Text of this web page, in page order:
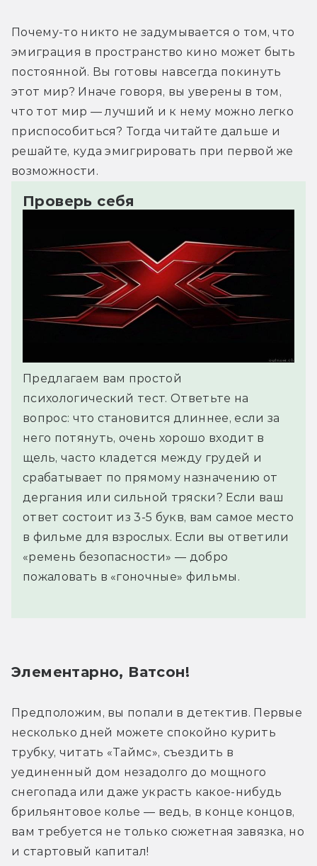
Почему-то никто не задумывается о том, что
эмиграция в пространство кино может быть
постоянной. Вы готовы навсегда покинуть
этот мир? Иначе говоря, вы уверены в том,
что тот мир — лучший и к нему можно легко
приспособиться? Тогда читайте дальше и
решайте, куда эмигрировать при первой же
возможности.
Проверь себя
Предлагаем вам простой
психологический тест. Ответьте на
вопрос: что становится длиннее, если за
него потянуть, очень хорошо входит в
щель, часто кладется между грудей и
срабатывает по прямому назначению от
дергания или сильной тряски? Если ваш
ответ состоит из 3-5 букв, вам самое место
в фильме для взрослых. Если вы ответили
«ремень безопасности» — добро
пожаловать в «гоночные» фильмы.
Элементарно, Ватсон!
Предположим, вы попали в детектив. Первые
несколько дней можете спокойно курить
трубку, читать «Таймс», съездить в
уединенный дом незадолго до мощного
снегопада или даже украсть какое-нибудь
брильянтовое колье — ведь, в конце концов,
вам требуется не только сюжетная завязка, но
и стартовый капитал!